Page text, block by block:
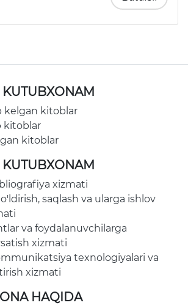
kelgan kitoblar
kitoblar
kitoblar
xizmati
saqlash va ularga ishlov
va foydalanuvchilarga
xizmati
texnologiyalari va
xizmati
HAQIDA